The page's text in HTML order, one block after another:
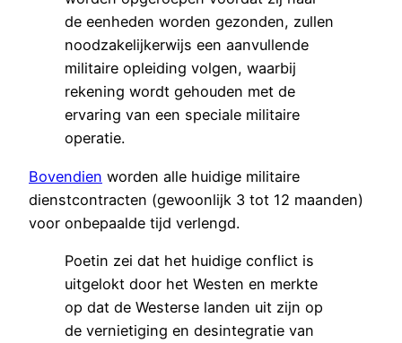
de eenheden worden gezonden, zullen
noodzakelijkerwijs een aanvullende
militaire opleiding volgen, waarbij
rekening wordt gehouden met de
ervaring van een speciale militaire
operatie.
Bovendien worden alle huidige militaire
dienstcontracten (gewoonlijk 3 tot 12 maanden)
voor onbepaalde tijd verlengd.
Poetin zei dat het huidige conflict is
uitgelokt door het Westen en merkte
op dat de Westerse landen uit zijn op
de vernietiging en desintegratie van